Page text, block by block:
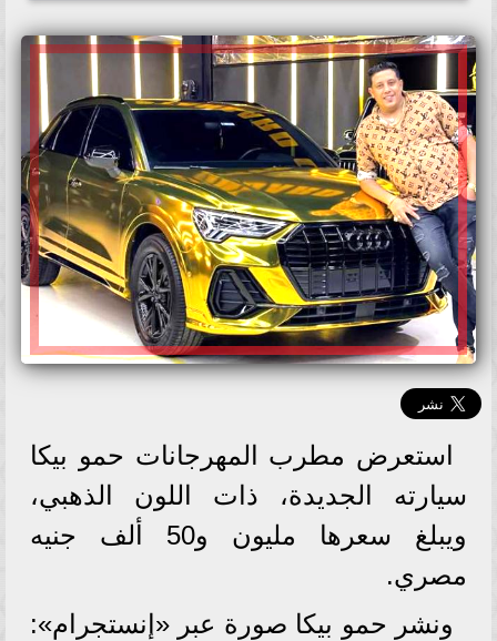
استعرض مطرب المهرجانات حمو بيكا
سيارته الجديدة، ذات اللون الذهبي،
ويبلغ سعرها مليون و50 ألف جنيه
مصري.
ونشر حمو بيكا صورة عبر «إنستجرام»: